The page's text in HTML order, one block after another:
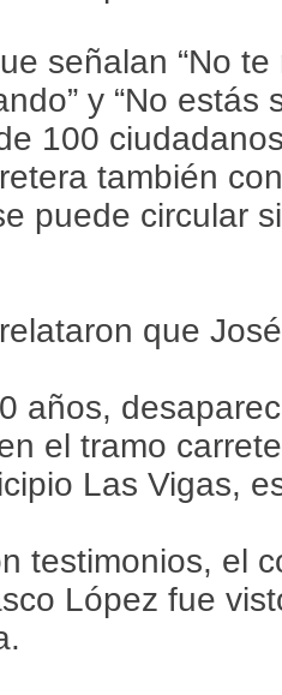
señalan “No
y “No estás
100
también
puede circular
que
años,
el tramo
Las Vigas,
testimonios, el
López fue